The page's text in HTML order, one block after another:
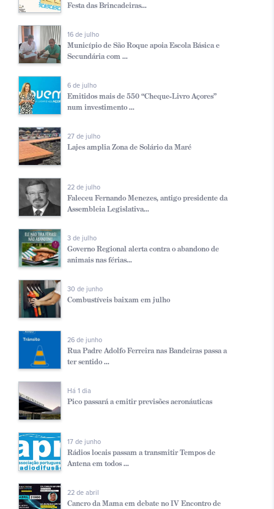
Festa das Brincadeiras...
16 de julho
Município de São Roque apoia Escola Básica e
Secundária com ...
6 de julho
Emitidos mais de 550 “Cheque-Livro Açores”
num investimento ...
27 de julho
Lajes amplia Zona de Solário da Maré
22 de julho
Faleceu Fernando Menezes, antigo presidente da
Assembleia Legislativa...
3 de julho
Governo Regional alerta contra o abandono de
animais nas férias...
30 de junho
Combustíveis baixam em julho
26 de junho
Rua Padre Adolfo Ferreira nas Bandeiras passa a
ter sentido ...
Há 1 dia
Pico passará a emitir previsões aeronáuticas
17 de junho
Rádios locais passam a transmitir Tempos de
Antena em todos ...
22 de abril
Cancro da Mama em debate no IV Encontro de